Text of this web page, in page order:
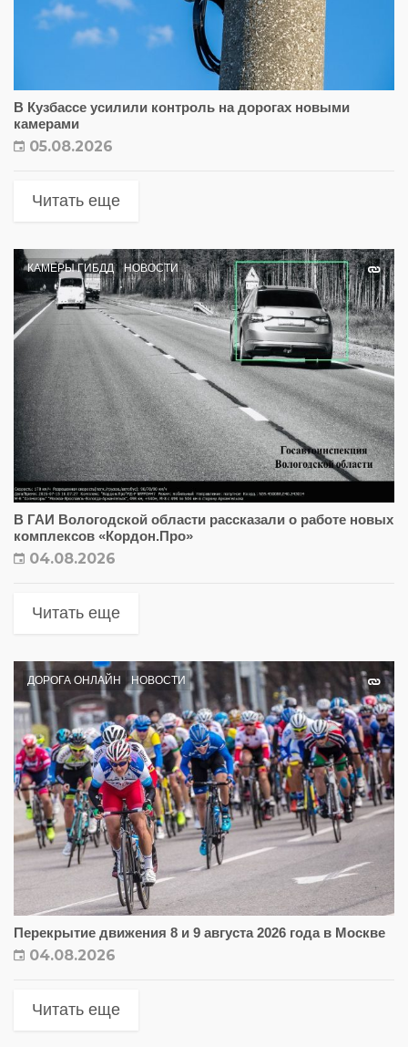
В Кузбассе усилили контроль на дорогах новыми
камерами
05.08.2026
Читать еще
КАМЕРЫ ГИБДД НОВОСТИ
В ГАИ Вологодской области рассказали о работе новых
комплексов «Кордон.Про»
04.08.2026
Читать еще
ДОРОГА ОНЛАЙН НОВОСТИ
Перекрытие движения 8 и 9 августа 2026 года в Москве
04.08.2026
Читать еще